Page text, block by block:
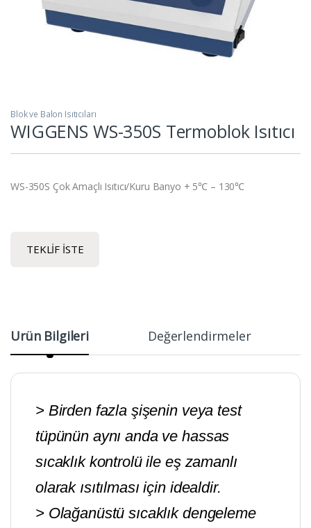
Blok ve Balon Isıtıcıları
WIGGENS WS-350S Termoblok Isıtıcı
WS-350S Çok Amaçlı Isıtıcı/Kuru Banyo + 5℃ – 130℃
TEKLIF İSTE
Ürün Bilgileri Değerlendirmeler
> Birden fazla şişenin veya test
tüpünün aynı anda ve hassas
sıcaklık kontrolü ile eş zamanlı
olarak ısıtılması için idealdir.
> Olağanüstü sıcaklık dengeleme